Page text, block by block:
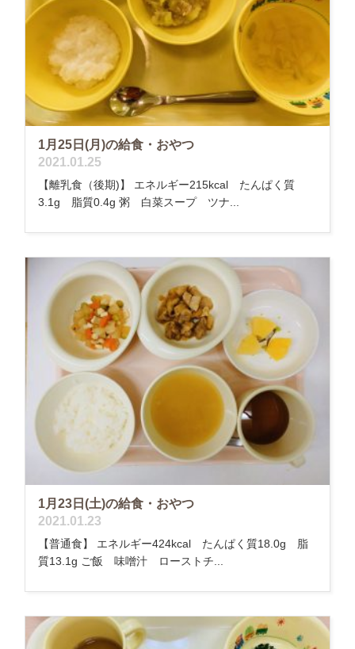
1月25日(月)の給食・おやつ
2021.01.25
【離乳食（後期)】 エネルギー215kcal たんぱく質
3.1g 脂質0.4g 粥 白菜スープ ツナ...
1月23日(土)の給食・おやつ
2021.01.23
【普通食】 エネルギー424kcal たんぱく質18.0g 脂
質13.1g ご飯 味噌汁 ローストチ...